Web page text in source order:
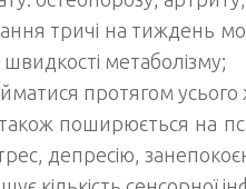
тричі на тиждень
метаболізму;
протягом усього
поширюється на
депресію,